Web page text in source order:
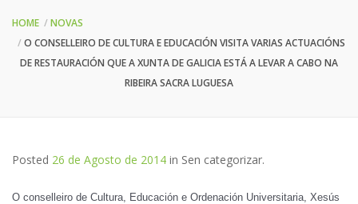
HOME
NOVAS
O CONSELLEIRO DE CULTURA E EDUCACIÓN VISITA VARIAS ACTUACIÓNS
DE RESTAURACIÓN QUE A XUNTA DE GALICIA ESTÁ A LEVAR A CABO NA
RIBEIRA SACRA LUGUESA
Posted 26 de Agosto de 2014 in Sen categorizar.
O conselleiro de Cultura, Educación e Ordenación Universitaria, Xesús